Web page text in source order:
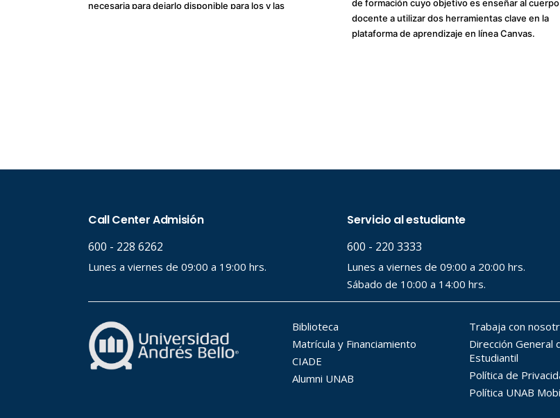
necesaria para dejarlo disponible para los y las
de formación cuyo objetivo es enseñar al cuerpo
docente a utilizar dos herramientas clave en la
plataforma de aprendizaje en línea Canvas.